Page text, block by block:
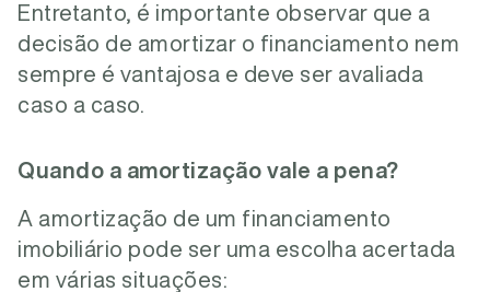
Entretanto, é importante observar que a
decisão de amortizar o financiamento nem
sempre é vantajosa e deve ser avaliada
caso a caso.
Quando a amortização vale a pena?
A amortização de um financiamento
imobiliário pode ser uma escolha acertada
em várias situações: